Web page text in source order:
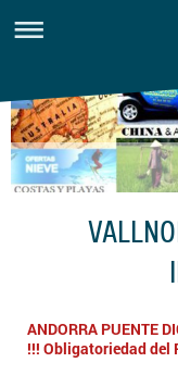
ANDORRA PUENTE
!!! Obligatoriedad del